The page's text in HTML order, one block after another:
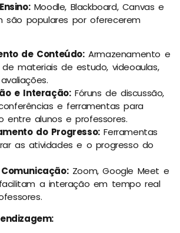
Moodle, Blackboard, Canvas e
são populares por oferecerem
de Conteúdo:Armazenamento e
materiais de estudo, videoaulas,
e Interação:Fóruns de discussão,
e ferramentas para
entre alunos e professores.
do Progresso:Ferramentas
as atividades e o progresso do
Zoom, Google Meet e
a interação em tempo real